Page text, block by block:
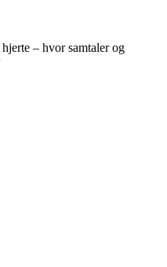
– hvor samtaler og